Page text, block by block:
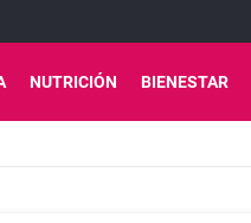
NUTRICIÓN BIENESTAR